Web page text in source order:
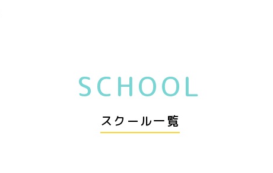
SCHOOL
スクール一覧